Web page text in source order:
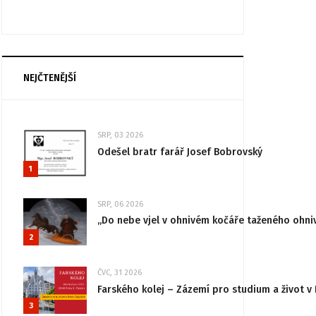
NEJČTENĚJŠÍ
1
SRP, 03 2026
Odešel bratr farář Josef Bobrovský
2
SRP, 06 2026
„Do nebe vjel v ohnivém kočáře taženého
3
ČVC, 31 2026
Farského kolej – Zázemí pro studium a život v